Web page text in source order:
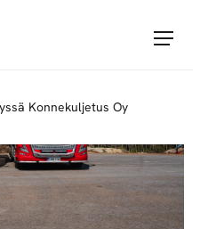
Konnekuljetus Oy